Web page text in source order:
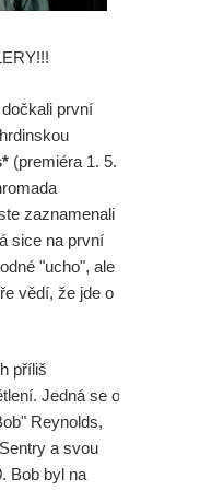
první
(premiéra 1. 5.
zaznamenali
sice na první
"ucho", ale
vědí, že jde o
příliš
Jedná se o
Reynolds,
a svou
Bob byl na